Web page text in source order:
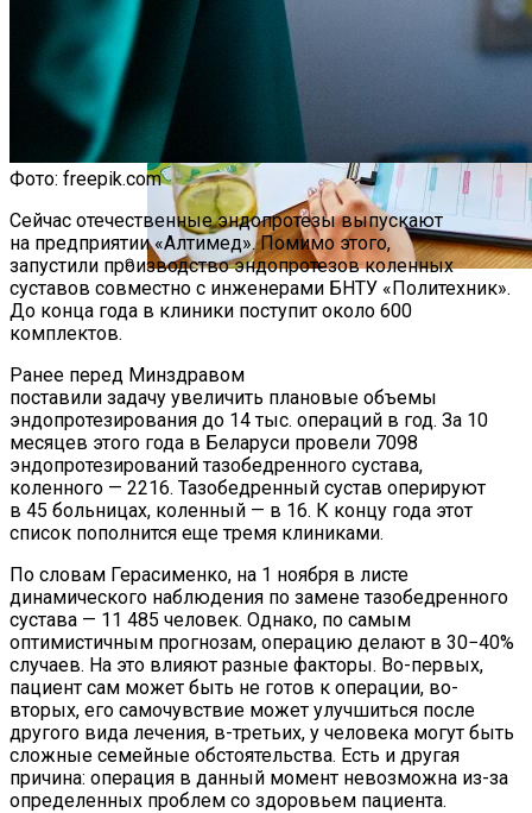
Как Мы Худеем: 8 Этапов Похудения У
Мужчин И Женщин
Фото: freepik.com
Сейчас отечественные эндопротезы выпускают
на предприятии «Алтимед». Помимо этого,
запустили производство эндопротезов коленных
суставов совместно с инженерами БНТУ «Политехник».
До конца года в клиники поступит около 600
комплектов.
Ранее перед Минздравом
поставили задачу увеличить плановые объемы
эндопротезирования до 14 тыс. операций в год. За 10
месяцев этого года в Беларуси провели 7098
эндопротезирований тазобедренного сустава,
коленного — 2216. Тазобедренный сустав оперируют
в 45 больницах, коленный — в 16. К концу года этот
список пополнится еще тремя клиниками.
По словам Герасименко, на 1 ноября в листе
динамического наблюдения по замене тазобедренного
сустава — 11 485 человек. Однако, по самым
оптимистичным прогнозам, операцию делают в 30−40%
случаев. На это влияют разные факторы. Во-первых,
пациент сам может быть не готов к операции, во-
вторых, его самочувствие может улучшиться после
другого вида лечения, в-третьих, у человека могут быть
сложные семейные обстоятельства. Есть и другая
причина: операция в данный момент невозможна из-за
определенных проблем со здоровьем пациента.